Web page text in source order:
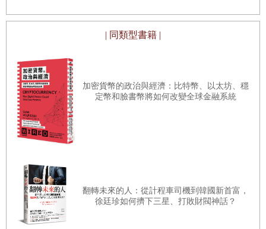
最後的問題：法令規章
結語
中英名詞對照表
貨幣與NFT的基礎，能驗證誰創造了這個，誰擁有這個（數
位或其他形式），以及這個東西來自何方。區塊鏈科技能將
鏈查閱。
想像你從皮夾裡拿出一塊錢，立刻就能得知先前使用過
這一塊錢的每一個人是誰，每次交易的原因，還能一路追溯
至這一塊錢的鈔票印製的那一刻。
在真實世界，你可以拿一美元鈔票，跟你的朋友換一美
他的一塊錢價值相同。這兩個一塊錢的過往則是個謎。你不
知道這一塊錢來自何方，先前用於哪些用途。你大概也不清
楚，這一塊錢究竟是真鈔還是假鈔。
| 同類型書籍 |
加密貨幣的政治與經濟：比特幣、以太坊、穩
定幣和臉書幣將如何改變全球金融系統
翻轉未來的人：從計程車司機到韓國新首富，
徐廷珍如何擠下三星、打敗財閥神話？